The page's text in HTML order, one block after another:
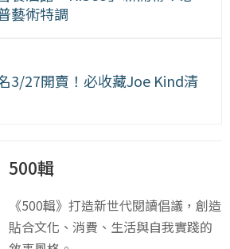
藝術特調
3/27開賣！必收藏Joe Kind清
500輯
《500輯》打造新世代閱讀倡議，創造
貼合文化、消費、生活與自我實踐的